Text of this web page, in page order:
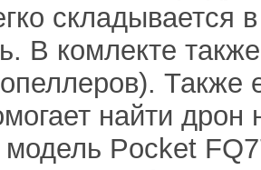
складывается
В комлекте
Также
найти
модель Pocket